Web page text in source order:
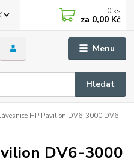
Menu
Hledat
0 ks
za 0,00 Kč
HP Pavilion DV6-3000 DV6-
DV6-3000